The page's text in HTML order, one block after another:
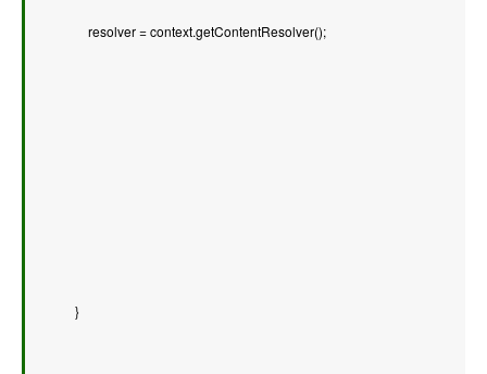
resolver = context.getContentResolver();
}